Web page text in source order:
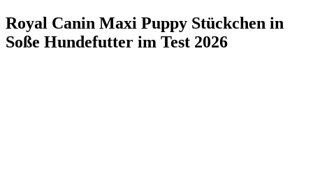
Royal Canin Maxi Puppy Stückchen in
Soße Hundefutter im Test 2026